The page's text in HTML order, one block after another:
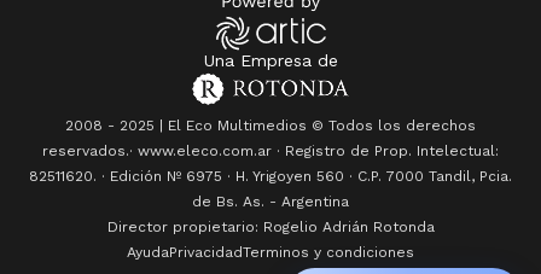
Una Empresa de
2008 - 2025 | El Eco Multimedios © Todos los derechos
reservados.· www.eleco.com.ar · Registro de Prop. Intelectual:
82511620. · Edición Nº 6975 · H. Yrigoyen 560 · C.P. 7000 Tandil, Pcia.
de Bs. As. - Argentina
Director propietario: Rogelio Adrián Rotonda
AyudaPrivacidadTerminos y condiciones